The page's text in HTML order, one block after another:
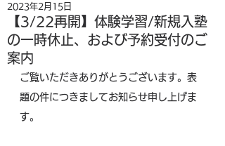
【3/22再開】体験学習/新規入塾
の一時休止、および予約受付のご
案内
2023年2月15日
ご覧いただきありがとうございます。表
題の件につきましてお知らせ申し上げま
す。